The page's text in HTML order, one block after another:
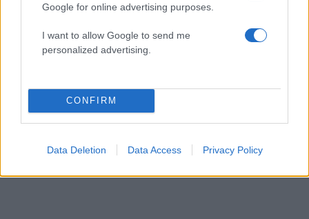
Google for online advertising purposes.
I want to allow Google to send me
personalized advertising.
CONFIRM
Data Deletion Data Access Privacy Policy